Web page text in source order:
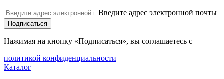
Введите адрес электронной почты
Подписаться
Нажимая на кнопку «Подписаться», вы соглашаетесь с
политикой конфиденциальности
Каталог